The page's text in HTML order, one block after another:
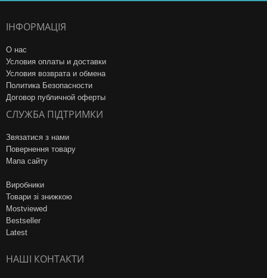
ІНФОРМАЦІЯ
О нас
Условия оплаты и доставки
Условия возврата и обмена
Политика Безопасности
Договор публичной оферты
СЛУЖБА ПІДТРИМКИ
Звязатися з нами
Повернення товару
Мапа сайту
Виробники
Товари зі знижкою
Mostviewed
Bestseller
Latest
НАШІ КОНТАКТИ